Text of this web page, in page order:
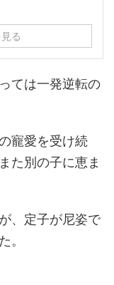
る
ては一発逆転の
寵愛を受け続
た別の子に恵ま
、定子が尼姿で
。